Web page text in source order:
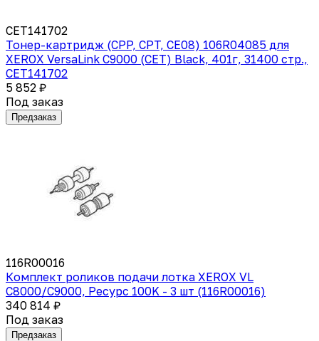
CET141702
Тонер-картридж (CPP, CPT, CE08) 106R04085 для
XEROX VersaLink C9000 (CET) Black, 401г, 31400 стр.,
CET141702
5 852 ₽
Под заказ
Предзаказ
116R00016
Комплект роликов подачи лотка XEROX VL
C8000/C9000, Ресурс 100K - 3 шт (116R00016)
340 814 ₽
Под заказ
Предзаказ